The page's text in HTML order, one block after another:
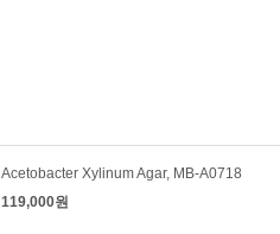
Acetobacter Xylinum Agar, MB-A0718
119,000원